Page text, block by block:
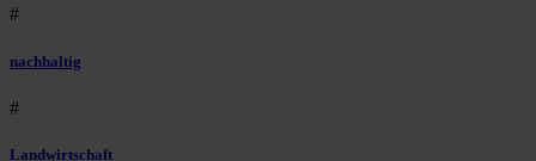
#
nachhaltig
#
Landwirtschaft